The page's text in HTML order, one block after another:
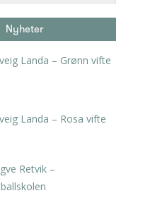
Nyheter
Landa – Grønn vifte
Landa – Rosa vifte
Retvik –